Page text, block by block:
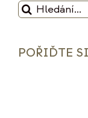
Hledat:
POŘIĎTE